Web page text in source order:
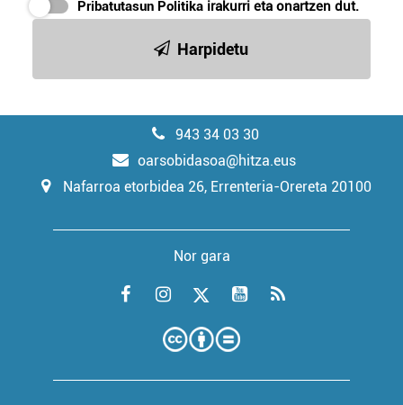
Pribatutasun Politika irakurri eta onartzen dut.
Harpidetu
943 34 03 30
oarsobidasoa@hitza.eus
Nafarroa etorbidea 26, Errenteria-Orereta 20100
Nor gara